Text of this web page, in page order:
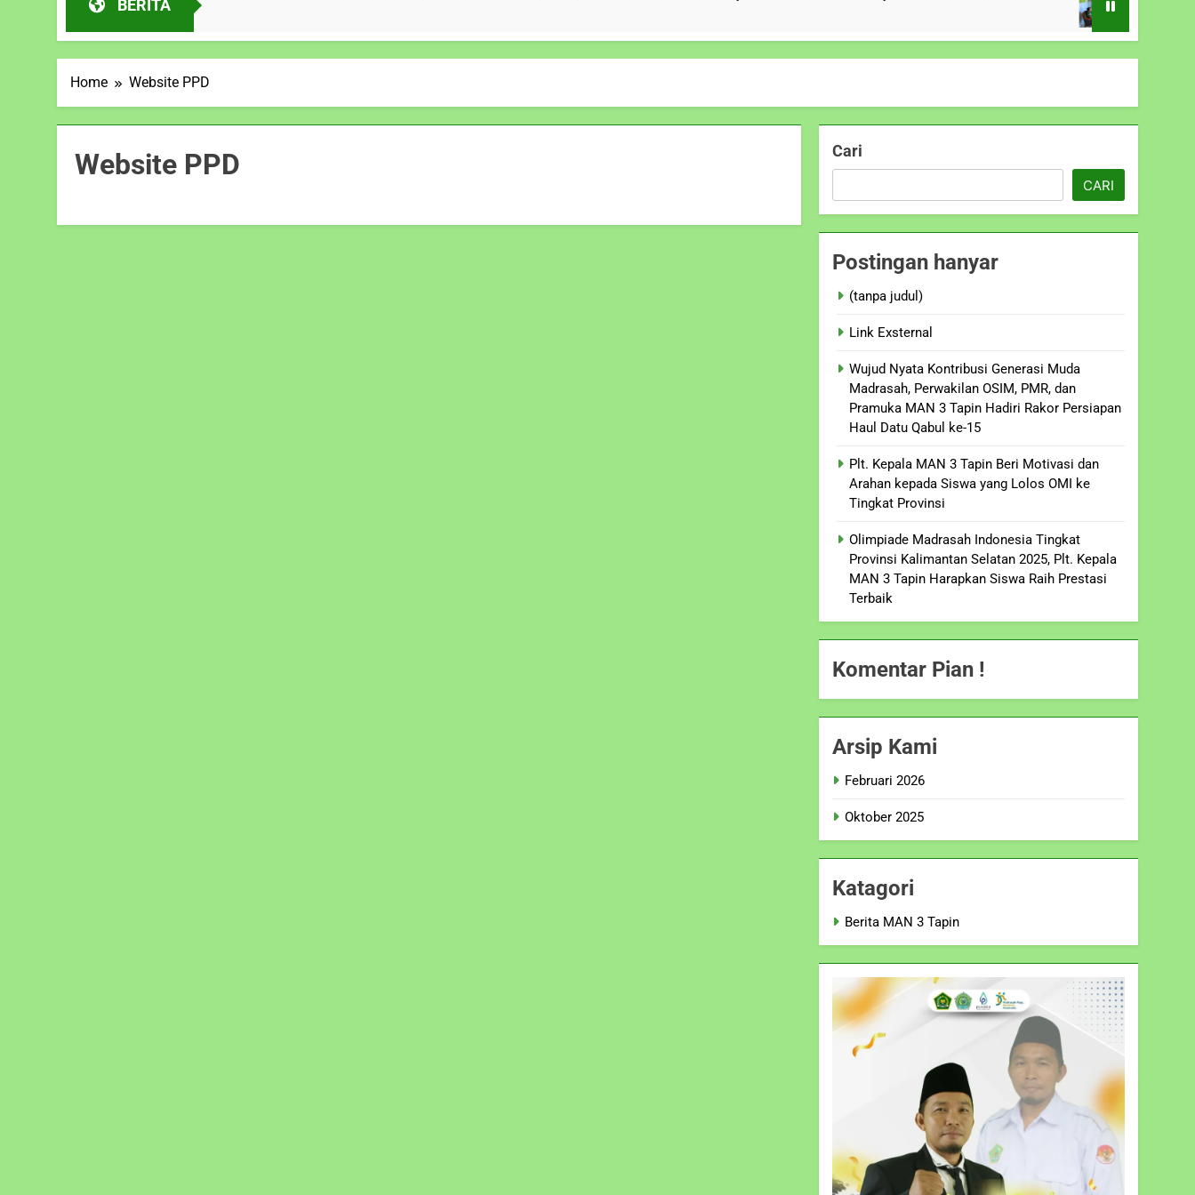
BERITA
10 Bulan Ago
Home Website PPD
Website PPD Cari
CARI
Postingan hanyar
(tanpa judul)
Link Exsternal
Wujud Nyata Kontribusi Generasi Muda
Madrasah, Perwakilan OSIM, PMR, dan
Pramuka MAN 3 Tapin Hadiri Rakor Persiapan
Haul Datu Qabul ke-15
Plt. Kepala MAN 3 Tapin Beri Motivasi dan
Arahan kepada Siswa yang Lolos OMI ke
Tingkat Provinsi
Olimpiade Madrasah Indonesia Tingkat
Provinsi Kalimantan Selatan 2025, Plt. Kepala
MAN 3 Tapin Harapkan Siswa Raih Prestasi
Terbaik
Komentar Pian !
Arsip Kami
Februari 2026
Oktober 2025
Katagori
Berita MAN 3 Tapin